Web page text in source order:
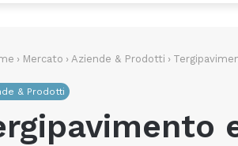
› Mercato › Aziende & Prodotti ›
& Prodotti